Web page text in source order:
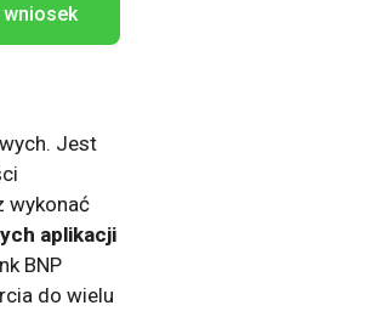
wniosek
Jest
wykonać
aplikacji
BNP
do wielu